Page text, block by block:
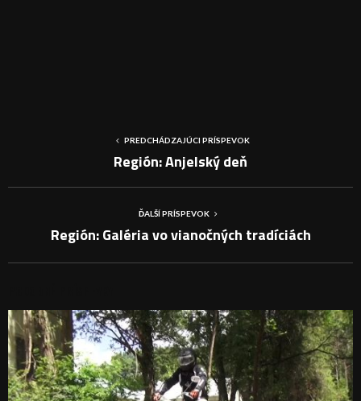
PREDCHÁDZAJÚCI PRÍSPEVOK
Región: Anjelský deň
ĎALŠÍ PRÍSPEVOK
Región: Galéria vo vianočných tradíciách